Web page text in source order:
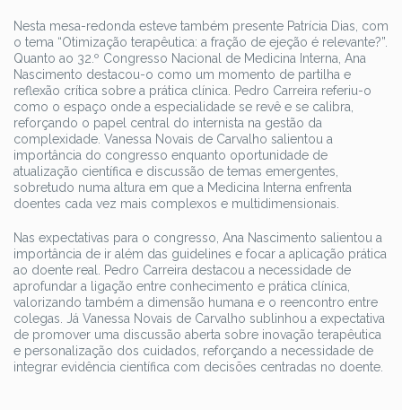
Nesta mesa-redonda esteve também presente Patrícia Dias, com
o tema “Otimização terapêutica: a fração de ejeção é relevante?”.
Quanto ao 32.º Congresso Nacional de Medicina Interna, Ana
Nascimento destacou-o como um momento de partilha e
reflexão crítica sobre a prática clínica. Pedro Carreira referiu-o
como o espaço onde a especialidade se revê e se calibra,
reforçando o papel central do internista na gestão da
complexidade. Vanessa Novais de Carvalho salientou a
importância do congresso enquanto oportunidade de
atualização científica e discussão de temas emergentes,
sobretudo numa altura em que a Medicina Interna enfrenta
doentes cada vez mais complexos e multidimensionais.
Nas expectativas para o congresso, Ana Nascimento salientou a
importância de ir além das guidelines e focar a aplicação prática
ao doente real. Pedro Carreira destacou a necessidade de
aprofundar a ligação entre conhecimento e prática clínica,
valorizando também a dimensão humana e o reencontro entre
colegas. Já Vanessa Novais de Carvalho sublinhou a expectativa
de promover uma discussão aberta sobre inovação terapêutica
e personalização dos cuidados, reforçando a necessidade de
integrar evidência científica com decisões centradas no doente.